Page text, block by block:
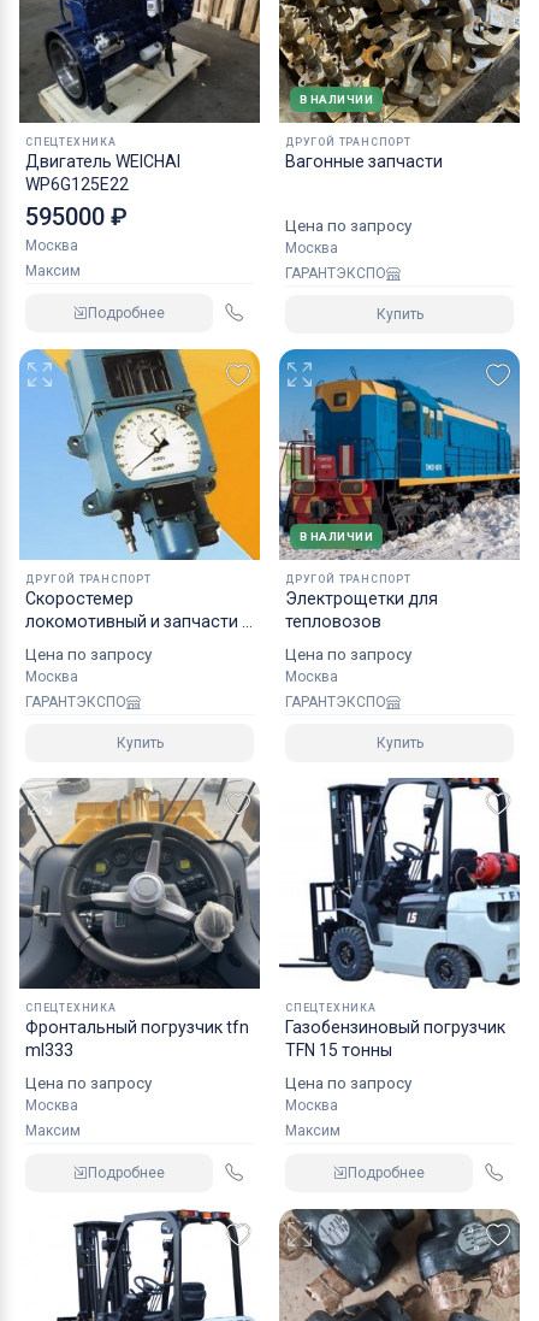
СПЕЦТЕХНИКА
Двигатель WEICHAI
WP6G125E22
595000 ₽
Москва
Максим
Подробнее
В НАЛИЧИИ
ДРУГОЙ ТРАНСПОРТ
Вагонные запчасти
Цена по запросу
Москва
ГАРАНТЭКСПО
Купить
ДРУГОЙ ТРАНСПОРТ
Скоростемер
локомотивный и запчасти к
Цена по запросу
Москва
ГАРАНТЭКСПО
Купить
В НАЛИЧИИ
ДРУГОЙ ТРАНСПОРТ
Электрощетки для
тепловозов
Цена по запросу
Москва
ГАРАНТЭКСПО
Купить
СПЕЦТЕХНИКА
Фронтальный погрузчик tfn
ml333
Цена по запросу
Москва
Максим
Подробнее
СПЕЦТЕХНИКА
Газобензиновый погрузчик
TFN 15 тонны
Цена по запросу
Москва
Максим
Подробнее